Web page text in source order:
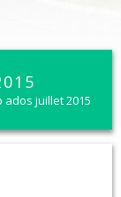
ados juillet 2015